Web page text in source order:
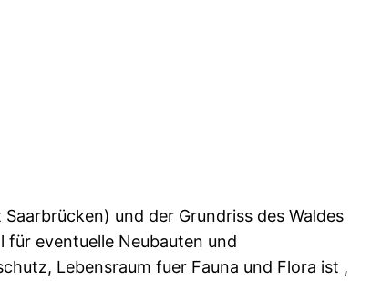
und der Grundriss des Waldes
eventuelle Neubauten und
Lebensraum fuer Fauna und Flora ist ,